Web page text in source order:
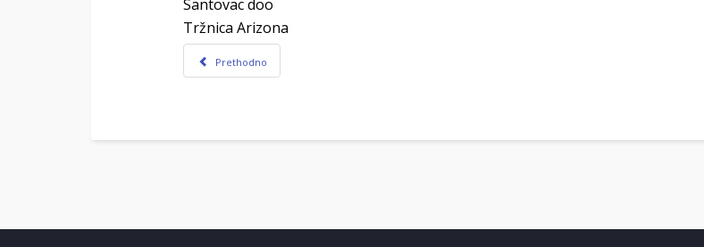
Santovac doo
Tržnica Arizona
Prethodno